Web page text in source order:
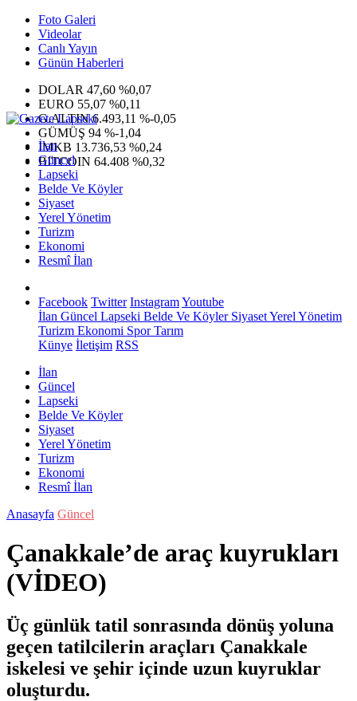
Foto Galeri
Videolar
Canlı Yayın
Günün Haberleri
DOLAR 47,60 %0,07
EURO 55,07 %0,11
G.ALTIN6.493,11 %-0,05
GÜMÜŞ 94 %-1,04
IMKB 13.736,53 %0,24
BITCOIN 64.408 %0,32
İlan
Güncel
Lapseki
Belde Ve Köyler
Siyaset
Yerel Yönetim
Turizm
Ekonomi
Resmî İlan
Facebook Twitter InstagramYoutube
İlan Güncel Lapseki Belde Ve KöylerSiyasetYerel Yönetim
Turizm Ekonomi SporTarım
Künye İletişim RSS
İlan
Güncel
Lapseki
Belde Ve Köyler
Siyaset
Yerel Yönetim
Turizm
Ekonomi
Resmî İlan
Anasayfa Güncel
Çanakkale’de araç kuyrukları
(VİDEO)
Üç günlük tatil sonrasında dönüş yoluna
geçen tatilcilerin araçları Çanakkale
iskelesi ve şehir içinde uzun kuyruklar
oluşturdu.